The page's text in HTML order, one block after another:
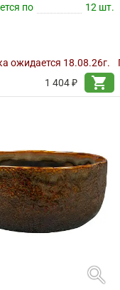
по
12 шт.
ожидается 18.08.26г.
1 404 ₽
shopping_cart
search